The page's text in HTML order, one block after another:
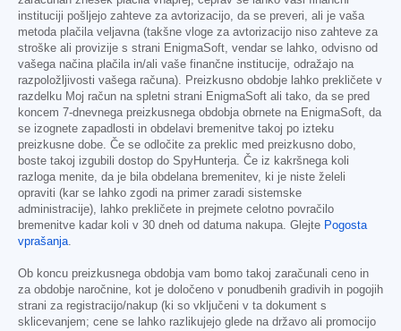
instituciji pošljejo zahteve za avtorizacijo, da se preveri, ali je vaša
metoda plačila veljavna (takšne vloge za avtorizacijo niso zahteve za
stroške ali provizije s strani EnigmaSoft, vendar se lahko, odvisno od
vašega načina plačila in/ali vaše finančne institucije, odražajo na
razpoložljivosti vašega računa). Preizkusno obdobje lahko prekličete v
razdelku Moj račun na spletni strani EnigmaSoft ali tako, da se pred
koncem 7-dnevnega preizkusnega obdobja obrnete na EnigmaSoft, da
se izognete zapadlosti in obdelavi bremenitve takoj po izteku
preizkusne dobe. Če se odločite za preklic med preizkusno dobo,
boste takoj izgubili dostop do SpyHunterja. Če iz kakršnega koli
razloga menite, da je bila obdelana bremenitev, ki je niste želeli
opraviti (kar se lahko zgodi na primer zaradi sistemske
administracije), lahko prekličete in prejmete celotno povračilo
bremenitve kadar koli v 30 dneh od datuma nakupa. Glejte Pogosta
vprašanja.
Ob koncu preizkusnega obdobja vam bomo takoj zaračunali ceno in
za obdobje naročnine, kot je določeno v ponudbenih gradivih in pogojih
strani za registracijo/nakup (ki so vključeni v ta dokument s
sklicevanjem; cene se lahko razlikujejo glede na državo ali promocijo